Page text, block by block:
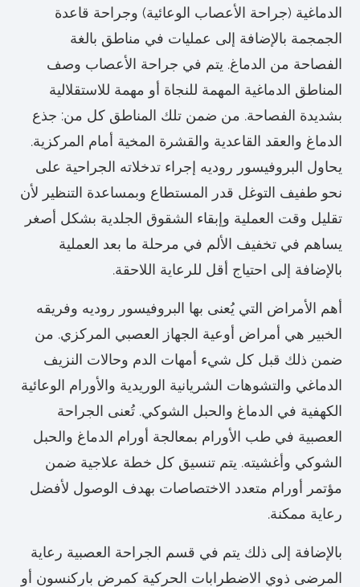
الدماغية (جراحة الأعصاب الوعائية) وجراحة قاعدة
الجمجمة بالإضافة إلى عمليات في مناطق بالغة
الفصاحة من الدماغ. يتم في جراحة الأعصاب وصف
المناطق الدماغية المهمة للنجاة أو مهمة للاستقلالية
بشديدة الفصاحة. من ضمن تلك المناطق كل من: جذع
الدماغ والعقد القاعدية والقشرة المخية أمام المركزية.
يحاول البروفيسور روديه إجراء تدخلاته الجراحية على
نحو طفيف التوغل قدر المستطاع وبمساعدة التنظير لأن
تقليل وقت العملية وإبقاء الشقوق الجلدية بشكل أصغر
يساهم في تخفيف الألم في مرحلة ما بعد العملية
بالإضافة إلى احتياج أقل للرعاية اللاحقة.
أهم الأمراض التي يُعنى بها البروفيسور روديه وفريقه
الخبير هي أمراض أوعية الجهاز العصبي المركزي. من
ضمن ذلك قبل كل شيء أمهات الدم وحالات النزيف
الدماغي والتشوهات الشريانية الوريدية والأورام الوعائية
الكهفية في الدماغ والحبل الشوكي. تُعنى الجراحة
العصبية في طب الأورام بمعالجة أورام الدماغ والحبل
الشوكي وأغشيته. يتم تنسيق كل خطة علاجية ضمن
مؤتمر أورام متعدد الاختصاصات بهدف الوصول لأفضل
رعاية ممكنة.
بالإضافة إلى ذلك يتم في قسم الجراحة العصبية رعاية
المرضى ذوي الاضطرابات الحركية كمرض باركنسون أو